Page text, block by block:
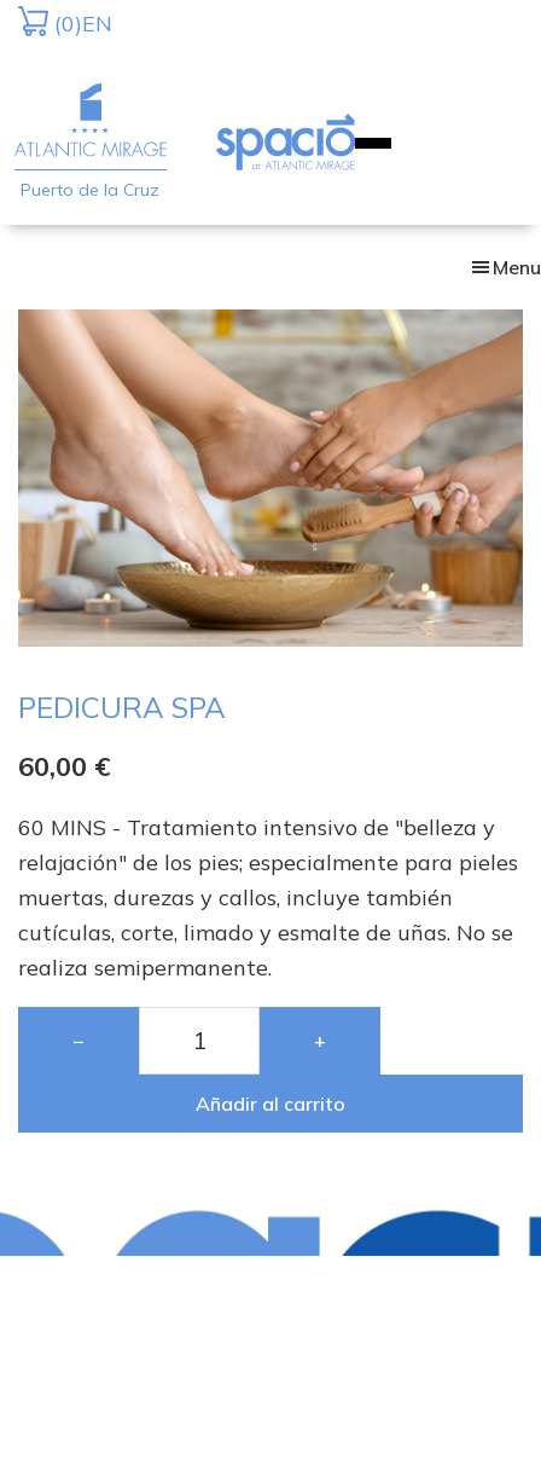
Skip
content
(0)EN
Puerto de la Cruz
Menu
PEDICURA SPA
60,00 €
60 MINS - Tratamiento intensivo de "belleza y
relajación" de los pies; especialmente para pieles
muertas, durezas y callos, incluye también
cutículas, corte, limado y esmalte de uñas. No se
realiza semipermanente.
− +
Añadir al carrito